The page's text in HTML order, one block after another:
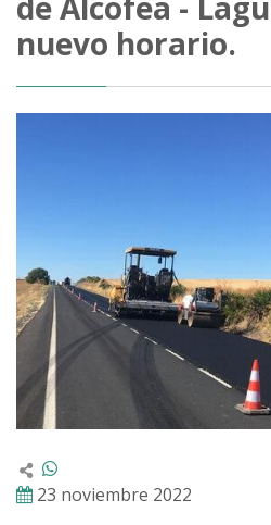
nuevo horario.
23 noviembre 2022